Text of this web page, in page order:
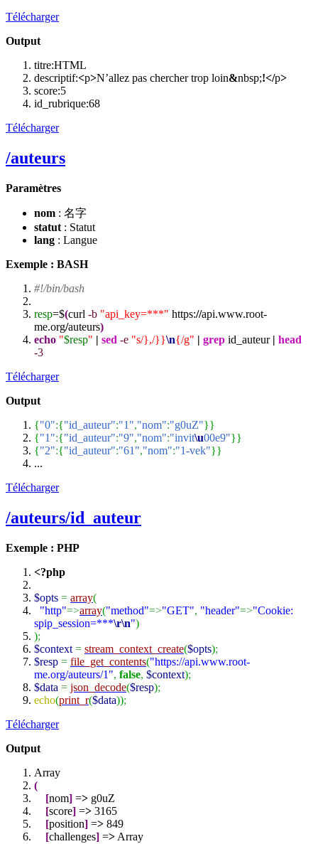
Télécharger
Output
titre:HTML
descriptif:<p>N’allez pas chercher trop loin&nbsp;!</p>
score:5
id_rubrique:68
Télécharger
/auteurs
Paramètres
nom : 名字
statut : Statut
lang : Langue
Exemple : BASH
#!/bin/bash
resp=$(curl -b "api_key=***" https://api.www.root-
me.org/auteurs)
echo "$resp" | sed -e "s/},/}}\n{/g" | grep id_auteur | head
-3
Télécharger
Output
{"0":{"id_auteur":"1","nom":"g0uZ"}}
{"1":{"id_auteur":"9","nom":"invit\u00e9"}}
{"2":{"id_auteur":"61","nom":"1-vek"}}
...
Télécharger
/auteurs/id_auteur
Exemple : PHP
<?php
$opts = array(
"http"=>array("method"=>"GET", "header"=>"Cookie:
spip_session=***\r\n")
);
$context = stream_context_create($opts);
$resp = file_get_contents("https://api.www.root-
me.org/auteurs/1", false, $context);
$data = json_decode($resp);
echo(print_r($data));
Télécharger
Output
Array
(
[nom] => g0uZ
[score] => 3165
[position] => 849
[challenges] => Array